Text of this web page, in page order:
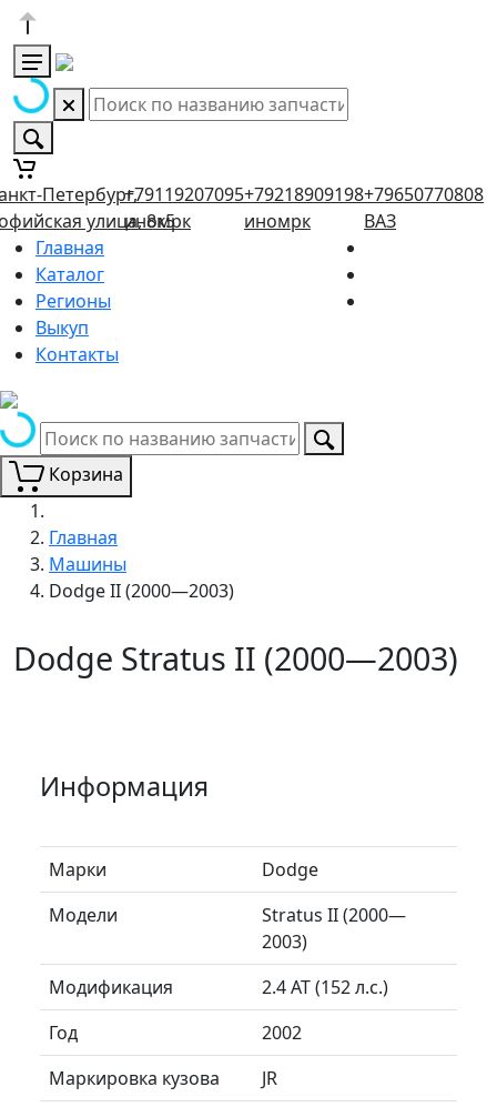
Петербург,
улица, 8к5
+79119207095
иномрк
+79218909198
иномрк
+79650770808
ВАЗ
Главная
Каталог
Регионы
Выкуп
Контакты
Корзина
Главная
Машины
Dodge II (2000—2003)
Dodge Stratus II (2000—2003)
Информация
Марки
Dodge
Модели
Stratus II (2000—
2003)
Модификация
2.4 AT (152 л.с.)
Год
2002
Маркировка кузова
JR